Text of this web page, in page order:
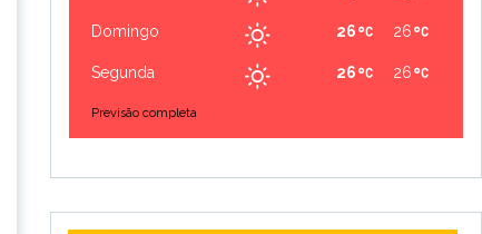
Domingo 26
26
Segunda 26
26
Previsão completa